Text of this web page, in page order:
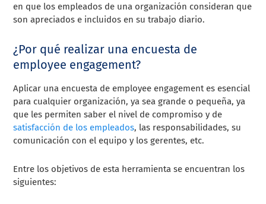
en que los empleados de una organización consideran que
son apreciados e incluidos en su trabajo diario.
¿Por qué realizar una encuesta de
employee engagement?
Aplicar una encuesta de employee engagement es esencial
para cualquier organización, ya sea grande o pequeña, ya
que les permiten saber el nivel de compromiso y de
satisfacción de los empleados, las responsabilidades, su
comunicación con el equipo y los gerentes, etc.
Entre los objetivos de esta herramienta se encuentran los
siguientes: